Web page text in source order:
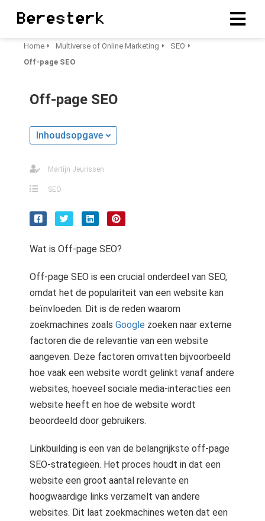
Home Multiverse of Online Marketing
SEO
Off-page SEO
Off-page SEO
Inhoudsopgave
Martijn Jeurissen
SEO
Wat is Off-page SEO?
Off-page SEO is een crucial onderdeel van SEO,
omdat het de populariteit van een website kan
beïnvloeden. Dit is de reden waarom
zoekmachines zoals Google zoeken naar externe
factoren die de relevantie van een website
aangeven. Deze factoren omvatten bijvoorbeeld
hoe vaak een website wordt gelinkt vanaf andere
websites, hoeveel sociale media-interacties een
website heeft en hoe de website wordt
beoordeeld door gebruikers.
Linkbuilding is een van de belangrijkste off-page
SEO-strategieën. Het proces houdt in dat een
website een groot aantal relevante en
hoogwaardige links verzamelt van andere
websites. Dit laat zoekmachines weten dat een
om
gebruikt
worden
gebruikt